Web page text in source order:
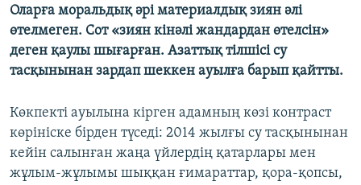
Оларға моральдық әрі материалдық зиян әлі
өтелмеген. Сот «зиян кінәлі жандардан өтелсін»
деген қаулы шығарған. Азаттық тілшісі су
тасқынынан зардап шеккен ауылға барып қайтты.
Көкпекті ауылына кірген адамның көзі контраст
көрініске бірден түседі: 2014 жылғы су тасқынынан
кейін салынған жаңа үйлердің қатарлары мен
жұлым-жұлымы шыққан ғимараттар, қора-қопсы,